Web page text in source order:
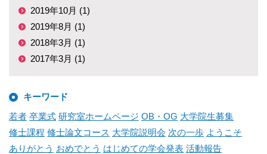
2019年10月 (1)
2019年8月 (1)
2018年3月 (1)
2017年3月 (1)
キーワード
若者 卒業式 研究室ホームページ OB・OG 大学院生募集
修士課程 修士論文コース 大学院説明会 次の一歩 ようこそ
ありがとう おめでとう はじめての学会発表 活動報告